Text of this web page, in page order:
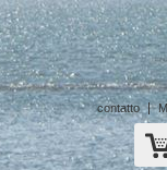
contatto